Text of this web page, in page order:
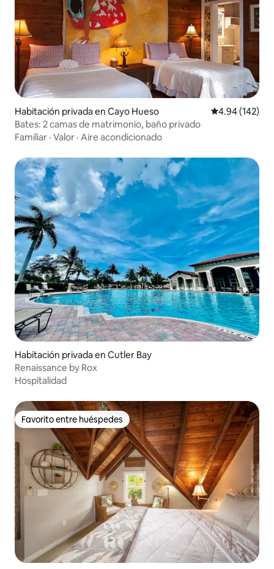
Habitación privada en Cayo Hueso Calificación
4.94 (142)
Bates: 2 camas de matrimonio, baño privado
Familiar · Valor · Aire acondicionado
Habitación privada en Cutler Bay
Renaissance by Rox
Hospitalidad
Favorito entre huéspedes
Favorito entre huéspedes